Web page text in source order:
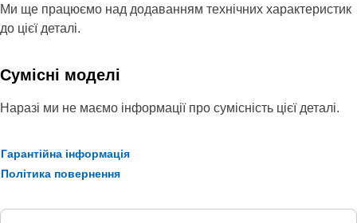
Ми ще працюємо над додаванням технічних характеристик
до цієї деталі.
Сумісні моделі
Наразі ми не маємо інформації про сумісність цієї деталі.
Гарантійна інформація
Політика повернення